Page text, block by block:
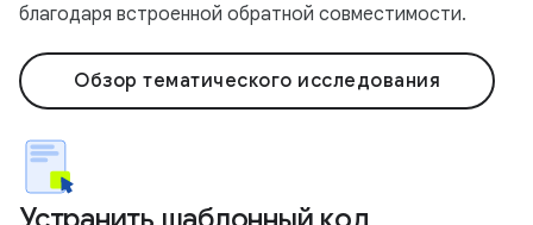
благодаря встроенной обратной совместимости.
Обзор тематического исследования